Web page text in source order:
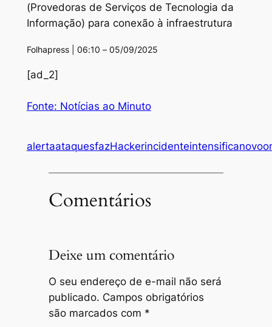
(Provedoras de Serviços de Tecnologia da
Informação) para conexão à infraestrutura
Folhapress | 06:10 – 05/09/2025
[ad_2]
Fonte: Notícias ao Minuto
alertaataquesfazHackerincidenteintensificanovo
Comentários
Deixe um comentário
O seu endereço de e-mail não será
publicado. Campos obrigatórios
são marcados com *